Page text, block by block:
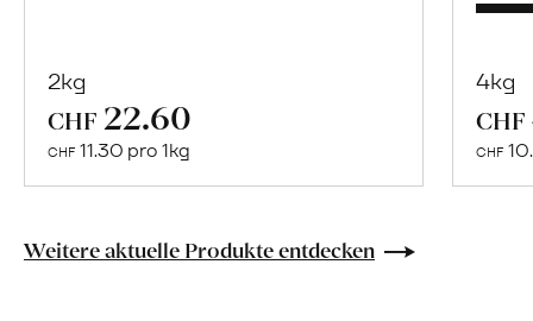
2kg
CHF 22.60
CHF 11.30 pro 1kg
Naturbelassene
Lebensmittel
4kg
CHF
CHF
Weitere aktuelle Produkte entdecken